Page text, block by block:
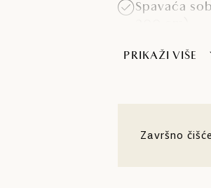
Spavaća
PRIKAŽI VIŠE
Završno